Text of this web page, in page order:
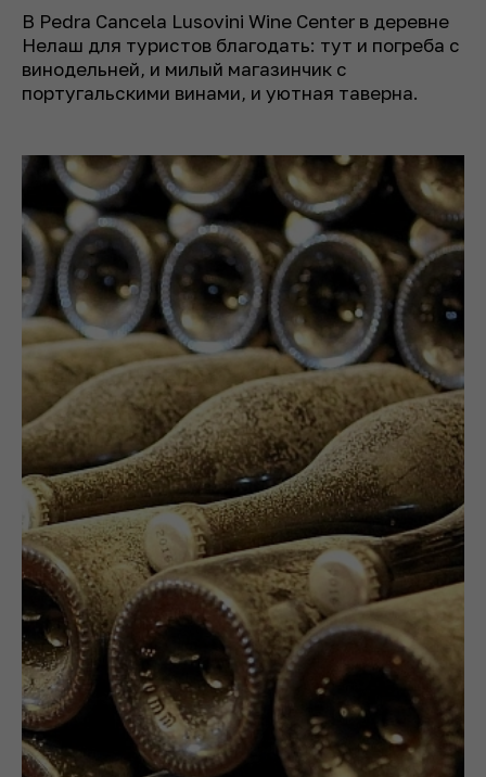
В Pedra Cancela Lusovini Wine Center в деревне
Нелаш для туристов благодать: тут и погреба с
винодельней, и милый магазинчик с
португальскими винами, и уютная таверна.